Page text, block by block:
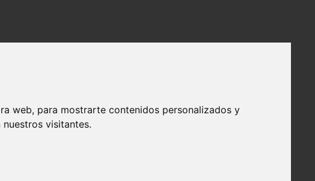
web, para mostrarte contenidos personalizados y
visitantes.
de auto.